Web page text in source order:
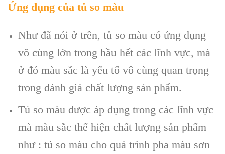
Ứng dụng của tủ so màu
Như đã nói ở trên, tủ so màu có ứng dụng
vô cùng lớn trong hầu hết các lĩnh vực, mà
ở đó màu sắc là yếu tố vô cùng quan trọng
trong đánh giá chất lượng sản phẩm.
Tủ so màu được áp dụng trong các lĩnh vực
mà màu sắc thể hiện chất lượng sản phẩm
như : tủ so màu cho quá trình pha màu sơn